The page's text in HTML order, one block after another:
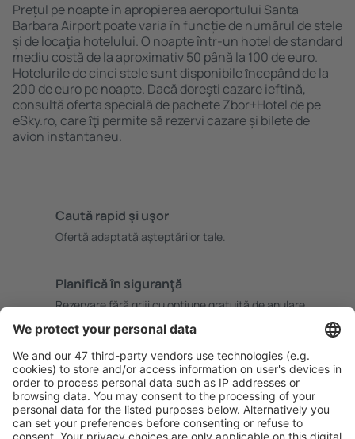
Prețul pe noapte în apropierea aeroportului Santa
Barbara Airport poate varia în funcție de numărul de stele
și de locaţia hotelului. O noapte într-un hotel de standard
mediu costă de la aproximativ 50 până la 100 de euro.
Hotelurile de cinci stele sunt disponibile ȋncepând de la
200 de euro pe noapte. Dacă doreşti cazare ieftină,
consultă oferta specială de pachete Zbor+Hotel de pe
eSky.ro, care ȋţi permite să rezervi cazare și bilete de
avion instantaneu.
Caută rapid şi uşor
Ofertă adaptată aşteptărilor tale.
Planifică ȋn siguranţă
Rezervare fără griji cu opțiune gratuită de anulare.
Economiseşte mai mult
Prețuri atractive și oferte speciale pentru utilizatorii
conectați.
Cazarea preferată